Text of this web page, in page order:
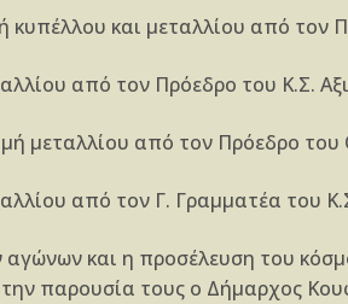
κυπέλλου και μεταλλίου από
από τον Πρόεδρο του Κ.Σ.
μεταλλίου από τον Πρόεδρο
από τον Γ. Γραμματέα του
και η προσέλευση του
παρουσία τους ο Δήμαρχος